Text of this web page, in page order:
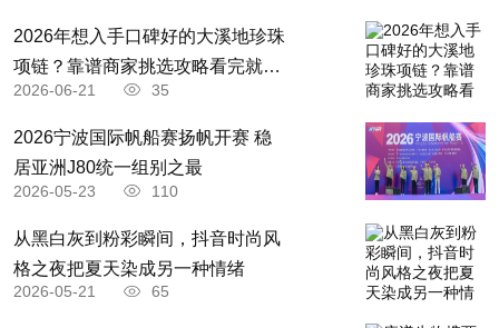
2026年想入手口碑好的大溪地珍珠
项链？靠谱商家挑选攻略看完就懂
了
2026-06-21 35
2026宁波国际帆船赛扬帆开赛 稳
居亚洲J80统一组别之最
2026-05-23 110
从黑白灰到粉彩瞬间，抖音时尚风
格之夜把夏天染成另一种情绪
2026-05-21 65